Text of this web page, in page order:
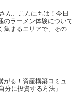
ん、こんにちは！今日
のラーメン体験について
まるエリアで、その活
がる！資産構築コミュ
分に投資する方法」